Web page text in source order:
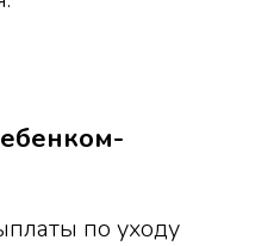
по уходу